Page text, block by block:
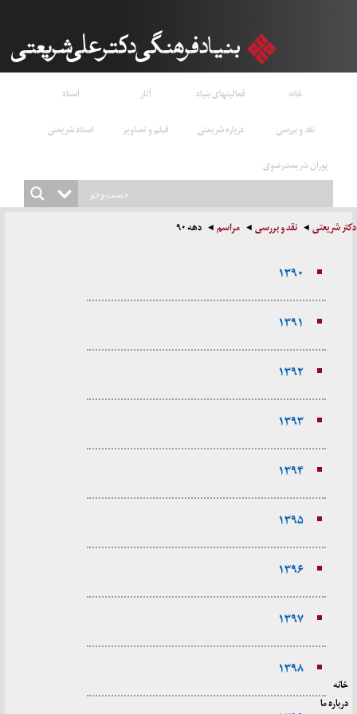
خانه فعالیتهای بنیاد آثار
اسناد
نقد و بررسی
درباره شریعتی فیلم و تصاویر
استاد شریعتی
پوران شریعت‌رضوی
دکتر شریعتی نقد و بررسی مراسم دهه ۹۰
۱۳۹۰
۱۳۹۱
۱۳۹۲
۱۳۹۳
۱۳۹۴
۱۳۹۵
۱۳۹۶
۱۳۹۷
۱۳۹۸
خانه
درباره ما